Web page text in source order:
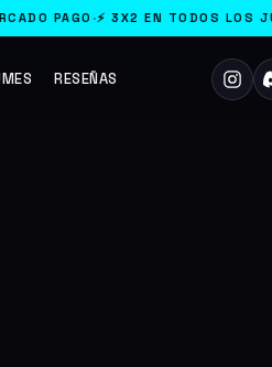
EN TODOS LOS JUEGOS · LLEVA
RESEÑAS